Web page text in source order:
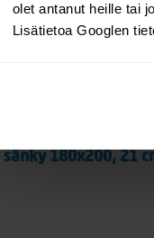
olet antanut heille tai
Lisätietoa Googlen
sänky 180x200, 21